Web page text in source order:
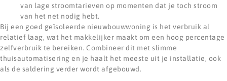
van lage stroomtarieven op momenten dat je toch stroom
van het net nodig hebt.
Bij een goed geïsoleerde nieuwbouwwoning is het verbruik al
relatief laag, wat het makkelijker maakt om een hoog percentage
zelfverbruik te bereiken. Combineer dit met slimme
thuisautomatisering en je haalt het meeste uit je installatie, ook
als de saldering verder wordt afgebouwd.